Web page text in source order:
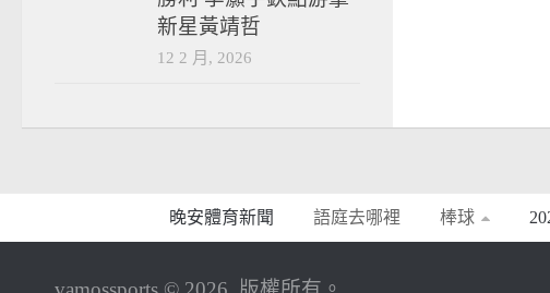
新星黃靖哲
12 2 月, 2026
晚安體育新聞 語庭去哪裡 棒球